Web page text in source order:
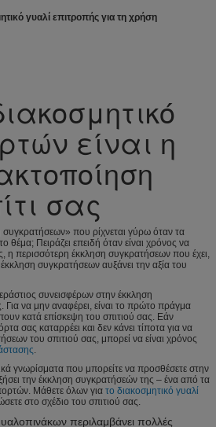
γυαλί επιτροπής για τη χρήση
είναι η
σας
που ρίχνεται γύρω όταν τα
θέμα; Πειράζει επειδή όταν είναι χρόνος να
η περισσότερη έκκληση συγκρατήσεων που έχει,
συγκρατήσεων αυξάνει την αξία του
συνεισφέρων στην έκκληση
Για να μην αναφέρει, είναι το πρώτο πράγμα
κατά επίσκεψη του σπιτιού σας. Εάν
σας καταρρέει και δεν κάνει τίποτα για να
του σπιτιού σας, μπορεί να είναι χρόνος
.
γνωρίσματα που μπορείτε να προσθέσετε στην
την έκκληση συγκρατήσεών της – ένα από τα
Μάθετε όλων για το διακοσμητικό γυαλί
στο σχέδιο του σπιτιού σας.
περιλαμβάνει πολλές